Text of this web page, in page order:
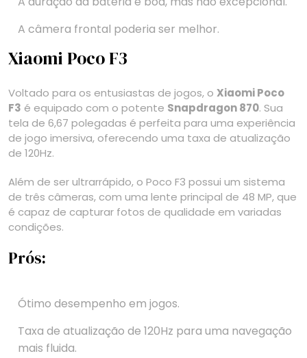
A câmera frontal poderia ser melhor.
Xiaomi Poco F3
Voltado para os entusiastas de jogos, o Xiaomi Poco
F3 é equipado com o potente Snapdragon 870. Sua
tela de 6,67 polegadas é perfeita para uma experiência
de jogo imersiva, oferecendo uma taxa de atualização
de 120Hz.
Além de ser ultrarrápido, o Poco F3 possui um sistema
de três câmeras, com uma lente principal de 48 MP, que
é capaz de capturar fotos de qualidade em variadas
condições.
Prós:
Ótimo desempenho em jogos.
Taxa de atualização de 120Hz para uma navegação
mais fluida.